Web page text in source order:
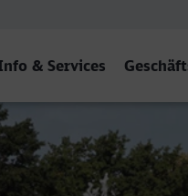
& Services
Hbf